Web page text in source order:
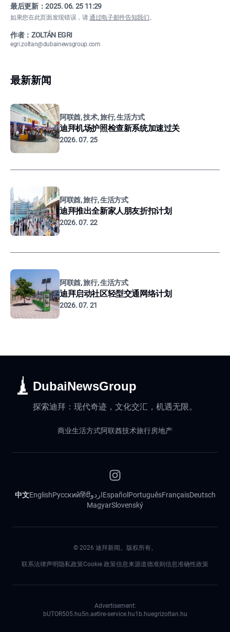
最后更新：2025. 06. 25 11:29
如果您在此页面发现错误，请通过电子邮件告知我们。
作者：ZOLTÁN EGRI
egri.zoltan@dubainewsgroup.com
最新新闻
阿联酋, 技术, 旅行, 生活方式
迪拜机场护照检查新系统加速过关
2026. 07. 25
阿联酋, 旅行, 生活方式
迪拜推出全新家人朋友折扣计划
2026. 07. 22
阿联酋, 旅行, 生活方式
迪拜启动社区轻型交通网络计划
2026. 07. 21
DubaiNewsGroup
探索迪拜：现代奇迹，文化交汇，机遇无限。
商业生活方式阿联酋技术旅行房地产
中文EnglishРусскийहिंदीاردوEspañol PortuguêsFrançaisDeutsch
MagyarSlovenský
© 2026 迪拜新闻。版权所有。
联系法律声明 隐私政策Cookie 政策信息来源道德准则 信息准确性政策
Advertisement:
bUTOR505.hu5n.aetire-service.hu1b.huegrizoltan.hu